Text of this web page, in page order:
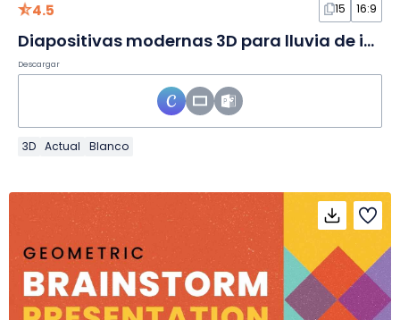
4.5 15 16:9
Diapositivas modernas 3D para lluvia de ideas
Descargar
3D Actual Blanco